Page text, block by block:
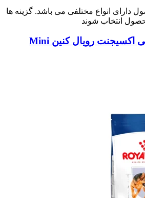
دارای انواع مختلفی می باشد. گزینه ها
انتخاب شوند
غذای خشک سگ مینی اکسیجنت رویال کنین Mini